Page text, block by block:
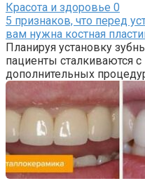
Красота и здоровье 0
5 признаков, что перед
вам нужна костная
Планируя установку
пациенты сталкиваются
дополнительных